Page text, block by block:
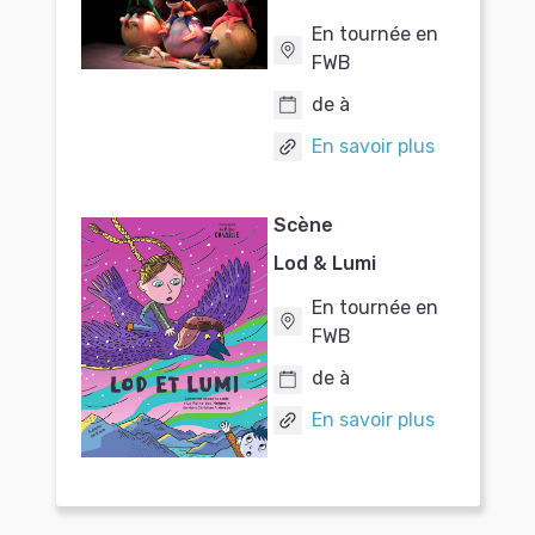
En tournée en
FWB
de à
En savoir plus
Scène
Lod & Lumi
En tournée en
FWB
de à
En savoir plus